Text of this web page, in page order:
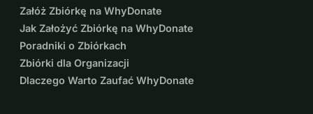
Podejmowanie lepszych decyzji
osobistych i przyczynianie się do
pokoju społecznego.
Załóż Zbiórkę na WhyDonate
Jak Założyć Zbiórkę na WhyDonate
Poradniki o Zbiórkach
Zbiórki dla Organizacji
Dlaczego Warto Zaufać WhyDonate